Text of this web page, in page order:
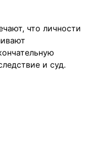
что личности
и суд.